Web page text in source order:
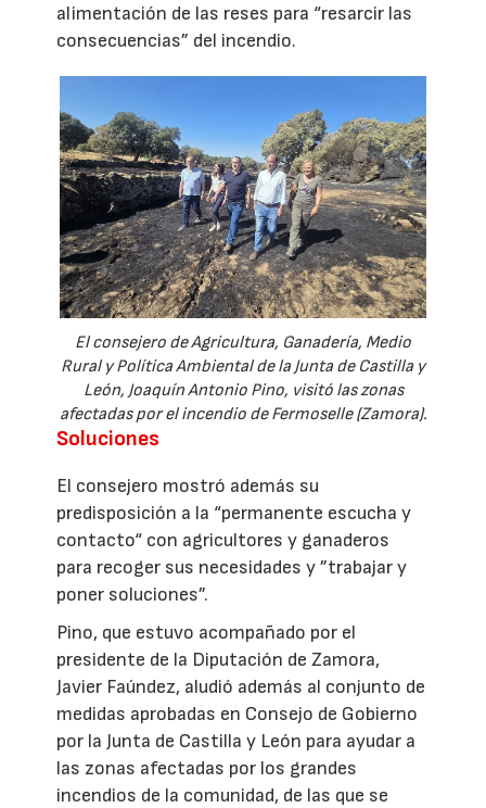
alimentación de las reses para “resarcir las
consecuencias” del incendio.
El consejero de Agricultura, Ganadería, Medio
Rural y Política Ambiental de la Junta de Castilla y
León, Joaquín Antonio Pino, visitó las zonas
afectadas por el incendio de Fermoselle (Zamora).
Soluciones
El consejero mostró además su
predisposición a la “permanente escucha y
contacto“ con agricultores y ganaderos
para recoger sus necesidades y ”trabajar y
poner soluciones”.
Pino, que estuvo acompañado por el
presidente de la Diputación de Zamora,
Javier Faúndez, aludió además al conjunto de
medidas aprobadas en Consejo de Gobierno
por la Junta de Castilla y León para ayudar a
las zonas afectadas por los grandes
incendios de la comunidad, de las que se